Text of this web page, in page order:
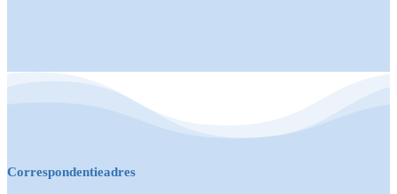
Correspondentieadres